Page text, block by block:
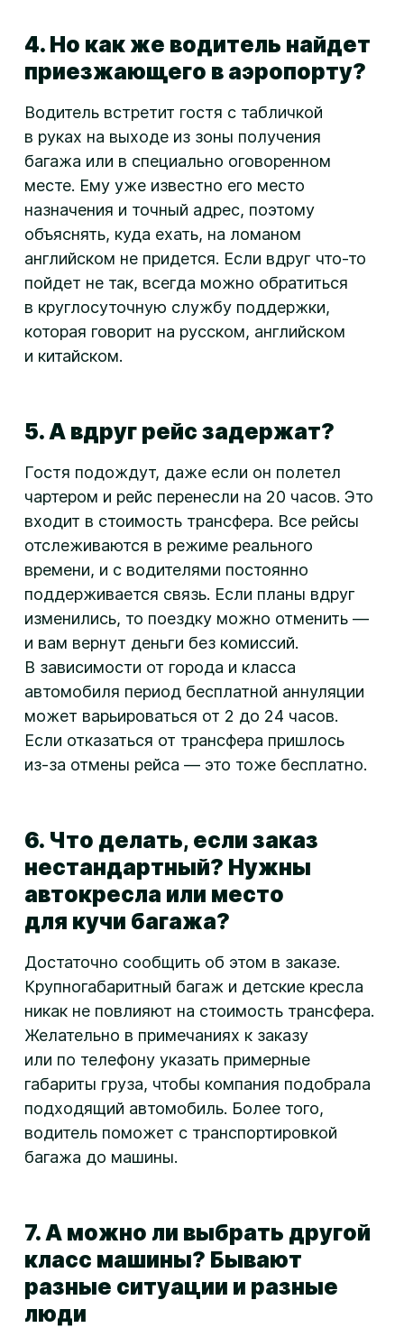
4. Но как же водитель найдет
приезжающего в аэропорту?
Водитель встретит гостя с табличкой
в руках на выходе из зоны получения
багажа или в специально оговоренном
месте. Ему уже известно его место
назначения и точный адрес, поэтому
объяснять, куда ехать, на ломаном
английском не придется. Если вдруг что-то
пойдет не так, всегда можно обратиться
в круглосуточную службу поддержки,
которая говорит на русском, английском
и китайском.
5. А вдруг рейс задержат?
Гостя подождут, даже если он полетел
чартером и рейс перенесли на 20 часов. Это
входит в стоимость трансфера. Все рейсы
отслеживаются в режиме реального
времени, и с водителями постоянно
поддерживается связь. Если планы вдруг
изменились, то поездку можно отменить —
и вам вернут деньги без комиссий.
В зависимости от города и класса
автомобиля период бесплатной аннуляции
может варьироваться от 2 до 24 часов.
Если отказаться от трансфера пришлось
из-за отмены рейса — это тоже бесплатно.
6. Что делать, если заказ
нестандартный? Нужны
автокресла или место
для кучи багажа?
Достаточно сообщить об этом в заказе.
Крупногабаритный багаж и детские кресла
никак не повлияют на стоимость трансфера.
Желательно в примечаниях к заказу
или по телефону указать примерные
габариты груза, чтобы компания подобрала
подходящий автомобиль. Более того,
водитель поможет с транспортировкой
багажа до машины.
7. А можно ли выбрать другой
класс машины? Бывают
разные ситуации и разные
люди